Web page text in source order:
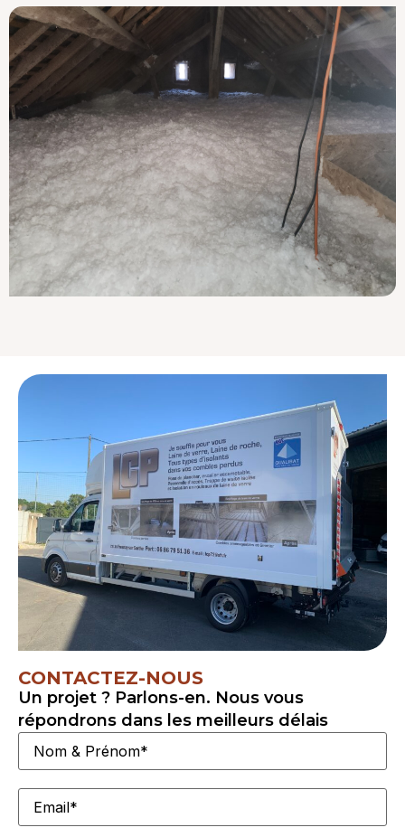
CONTACTEZ-NOUS
Un projet ? Parlons-en. Nous vous
répondrons dans les meilleurs délais